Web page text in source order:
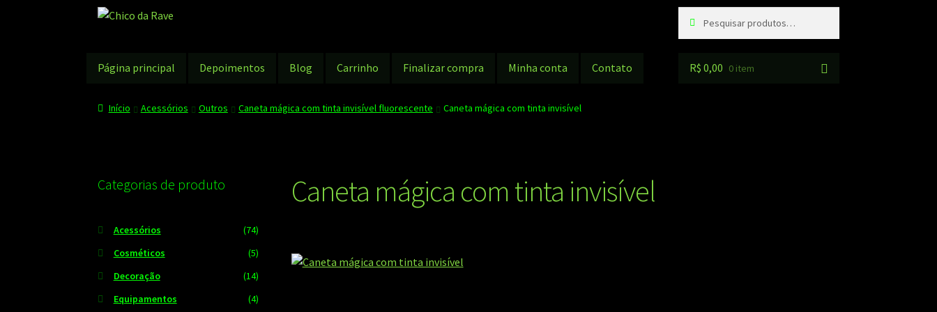
Pular
Pular
conteúdo
por:
Página principal Depoimentos Blog Carrinho Finalizar compra Minha conta Contato R$ 0,00 0 item
Início Acessórios Outros Caneta mágica com tinta invisível fluorescente Caneta mágica com tinta invisível
Caneta mágica com tinta invisível
Categorias de produto
Acessórios
(74)
Cosméticos
(5)
Decoração
(14)
Equipamentos
(4)